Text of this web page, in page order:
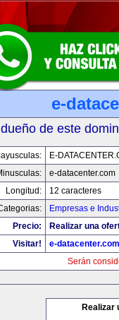
e-
de este
E-
e-datacenter.com
Longitud:
12 caracteres
Empresas e
Precio:
Realizar una
Visitar!
e-datacenter.com
Serán
Realizar